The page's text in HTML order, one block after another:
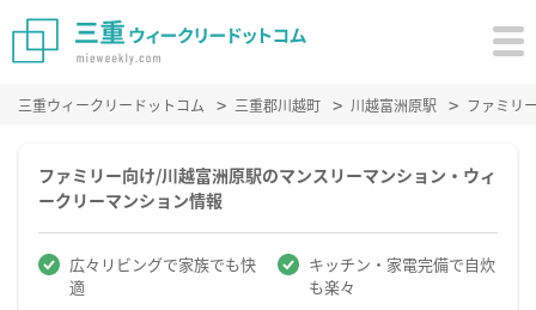
三重ウィークリードットコム 三重郡川越町 川越富洲原駅 ファミリ
ファミリー向け/川越富洲原駅のマンスリーマンション・ウィ
ークリーマンション情報
広々リビングで家族でも快
適
キッチン・家電完備で自炊
も楽々